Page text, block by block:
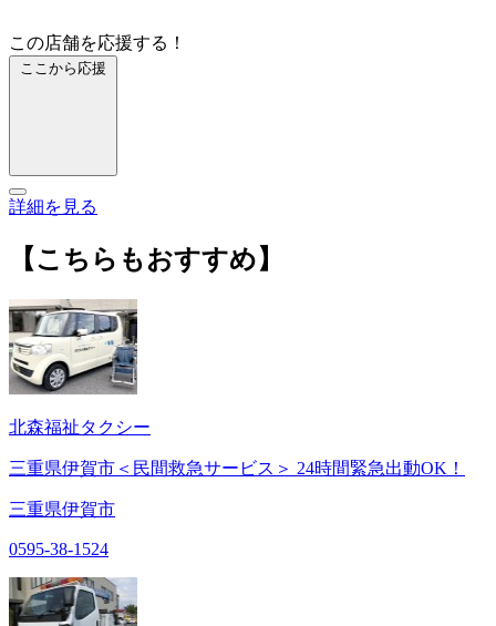
この店舗を応援する！
ここから応援
詳細を見る
【こちらもおすすめ】
北森福祉タクシー
三重県伊賀市＜民間救急サービス＞ 24時間緊急出動OK！
三重県伊賀市
0595-38-1524